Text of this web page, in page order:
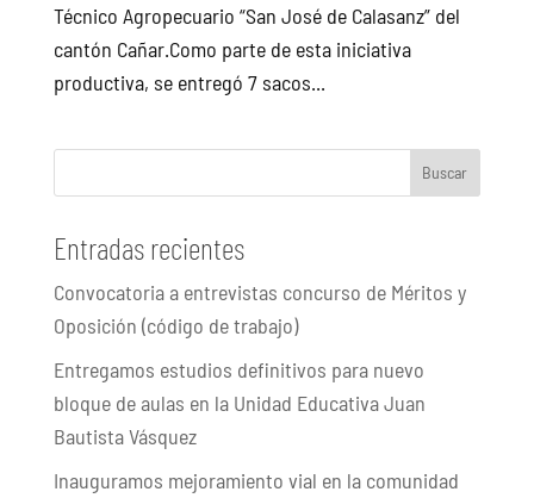
Técnico Agropecuario “San José de Calasanz” del
cantón Cañar.Como parte de esta iniciativa
productiva, se entregó 7 sacos...
Buscar
Entradas recientes
Convocatoria a entrevistas concurso de Méritos y
Oposición (código de trabajo)
Entregamos estudios definitivos para nuevo
bloque de aulas en la Unidad Educativa Juan
Bautista Vásquez
Inauguramos mejoramiento vial en la comunidad